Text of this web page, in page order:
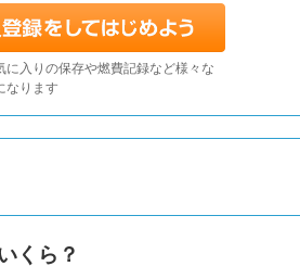
に入りの保存や燃費記録など様々な
なります
くら？